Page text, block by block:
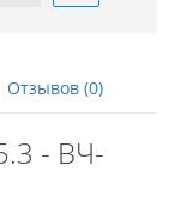
Отзывов (0)
- ВЧ-